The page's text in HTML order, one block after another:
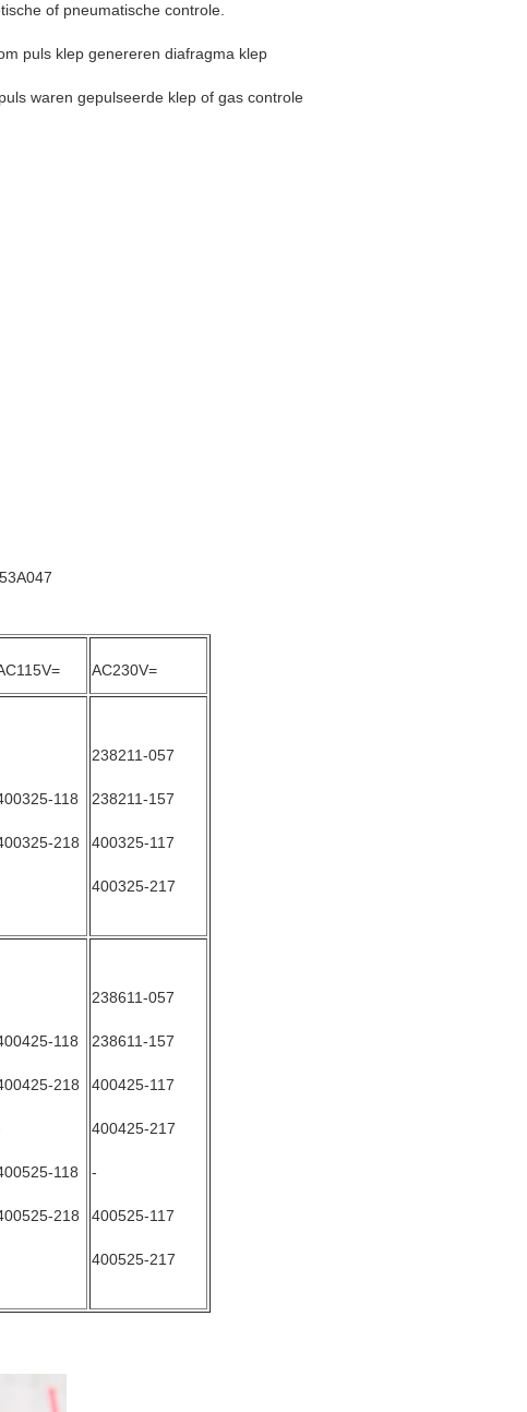
of pneumatische controle.
puls klep genereren diafragma klep
waren gepulseerde klep of gas controle
AC230V=
118
218
238211-057
238211-157
400325-117
400325-217
118
218
118
218
238611-057
238611-157
400425-117
400425-217
-
400525-117
400525-217